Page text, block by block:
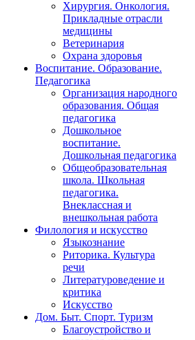
Хирургия. Онкология.
Прикладные отрасли
медицины
Ветеринария
Охрана здоровья
Воспитание. Образование.
Педагогика
Организация народного
образования. Общая
педагогика
Дошкольное
воспитание.
Дошкольная педагогика
Общеобразовательная
школа. Школьная
педагогика.
Внеклассная и
внешкольная работа
Филология и искусство
Языкознание
Риторика. Культура
речи
Литературоведение и
критика
Искусство
Дом. Быт. Спорт. Туризм
Благоустройство и